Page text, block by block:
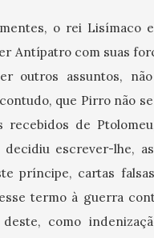
o rei Lisímaco
Antípatro com suas
outros assuntos,
que Pirro não
recebidos de
decidiu escrever-lhe,
príncipe, cartas
termo à guerra
deste, como